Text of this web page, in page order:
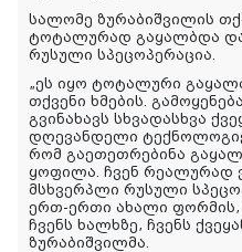
სალომე ზურაბიშვილის
ტოტალურად გაყალბდა და
რუსული სპეცოპერაცია.
„ეს იყო ტოტალური
თქვენი ხმების.
გვინახავს სხვადასხვა
დღევანდელი
რომ გაეთეთრებინა
ყოფილა. ჩვენ რეალურად
მსხვერპლი რუსული
ერთ-ერთი ახალი
ჩვენს ხალხზე, ჩვენს
ზურაბიშვილმა.